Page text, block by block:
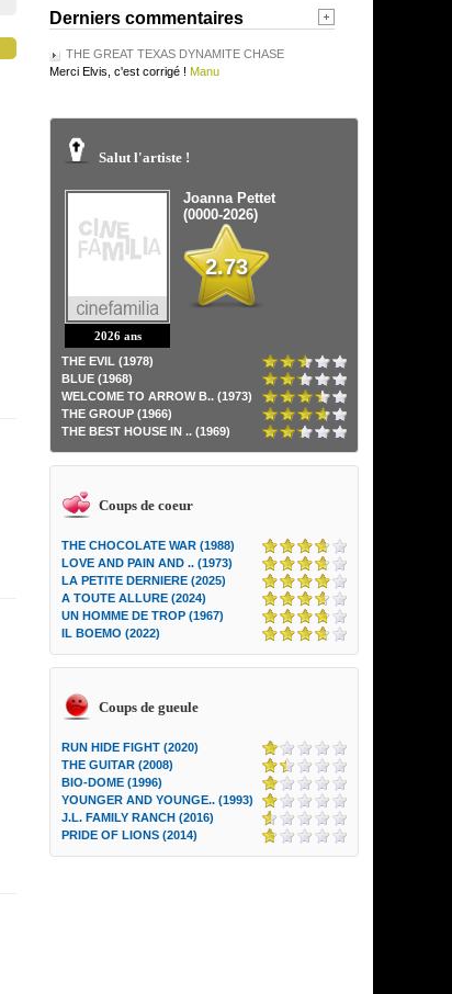
Derniers commentaires
THE GREAT TEXAS DYNAMITE CHASE
Merci Elvis, c'est corrigé ! Manu
Salut l'artiste !
2026 ans
Joanna Pettet
(0000-2026)
2.73
THE EVIL (1978)
BLUE (1968)
WELCOME TO ARROW B.. (1973)
THE GROUP (1966)
THE BEST HOUSE IN .. (1969)
Coups de coeur
THE CHOCOLATE WAR (1988)
LOVE AND PAIN AND .. (1973)
LA PETITE DERNIERE (2025)
A TOUTE ALLURE (2024)
UN HOMME DE TROP (1967)
IL BOEMO (2022)
Coups de gueule
RUN HIDE FIGHT (2020)
THE GUITAR (2008)
BIO-DOME (1996)
YOUNGER AND YOUNGE.. (1993)
J.L. FAMILY RANCH (2016)
PRIDE OF LIONS (2014)